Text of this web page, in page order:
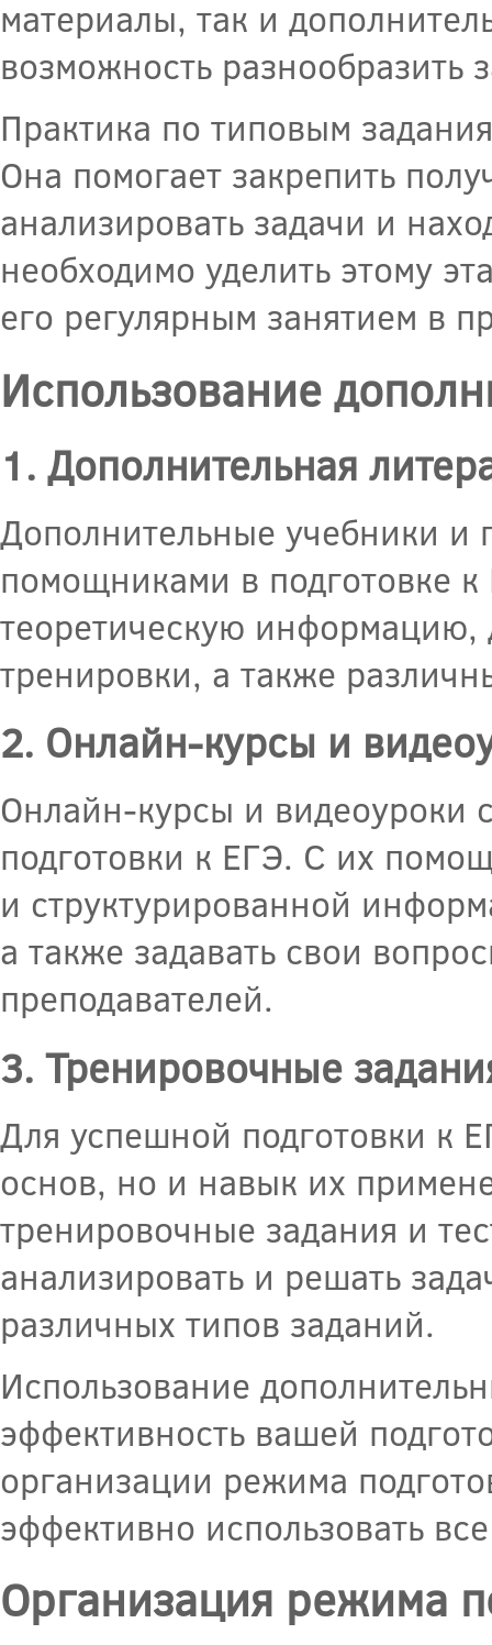
материалы, так и
возможность
Практика по типовым
Она помогает закрепить
анализировать задачи и
необходимо уделить этому
его регулярным занятием в
Использование
1. Дополнительная
Дополнительные учебники и
помощниками в подготовке
теоретическую
тренировки, а также
2. Онлайн-курсы и
Онлайн-курсы и видеоуроки
подготовки к ЕГЭ. С их
и структурированной
а также задавать свои
преподавателей.
3. Тренировочные
Для успешной подготовки к
основ, но и навык их
тренировочные задания и
анализировать и решать
различных типов заданий.
Использование
эффективность вашей
организации режима
эффективно использовать
Организация режима